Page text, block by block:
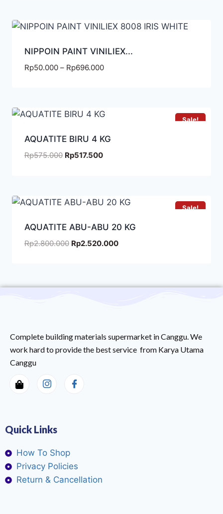
NIPPOIN PAINT VINILIEX...
Rp50.000 – Rp696.000
Sale!
AQUATITE BIRU 4 KG
Rp575.000 Rp517.500
Sale!
AQUATITE ABU-ABU 20 KG
Rp2.800.000 Rp2.520.000
Complete building materials supermarket in Canggu. We
work hard to provide the best service from Karya Utama
Canggu
Quick Links
How To Shop
Privacy Policies
Return & Cancellation